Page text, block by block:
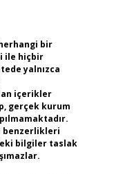
bir
ile hiçbir
yalnızca
içerikler
gerçek kurum
benzerlikleri
bilgiler taslak